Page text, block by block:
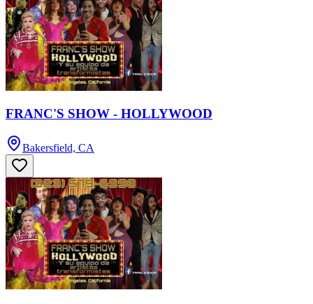
FRANC'S SHOW - HOLLYWOOD
Bakersfield, CA